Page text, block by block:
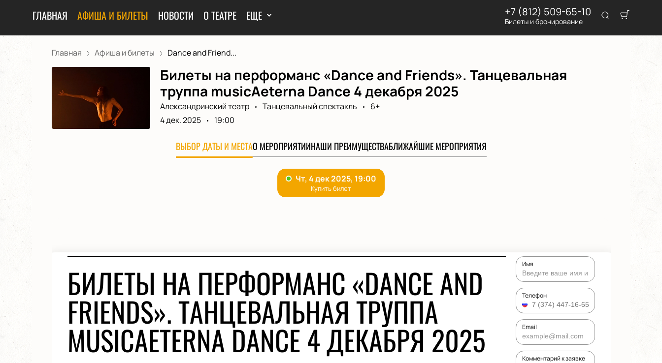
ГЛАВНАЯ АФИША И БИЛЕТЫ НОВОСТИ О ТЕАТРЕ ЕЩЕ +7 (812) 509-65-10
Билеты и бронирование
Главная Афиша и билеты Dance and Friend...
Билеты на перформанс «Dance and Friends». Танцевальная
труппа musicAeterna Dance 4 декабря 2025
Александринский театр Танцевальный спектакль
6+
4 дек. 2025
19:00
ВЫБОР ДАТЫ И МЕСТАО МЕРОПРИЯТИИНАШИ ПРЕИМУЩЕСТВАБЛИЖАЙШИЕ МЕРОПРИЯТИЯ
БИЛЕТЫ НА ПЕРФОРМАНС «DANCE AND
FRIENDS». ТАНЦЕВАЛЬНАЯ ТРУППА
MUSICAETERNA DANCE 4 ДЕКАБРЯ 2025
Имя
Телефон
Email
Комментарий к заявке